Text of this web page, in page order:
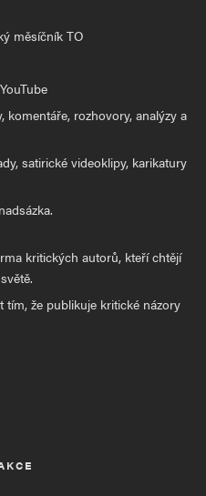
měsíčník TO
rozhovory, analýzy a
satirické videoklipy, karikatury
kritických autorů, kteří chtějí
že publikuje kritické názory